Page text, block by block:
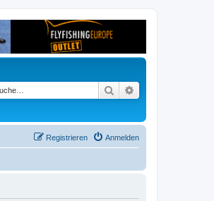
Suche
Anmelden
Registrieren